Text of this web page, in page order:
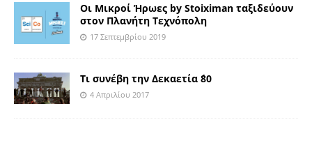
Οι Μικροί Ήρωες by Stoiximan ταξιδεύουν
στον Πλανήτη Τεχνόπολη
17 Σεπτεμβρίου 2019
Τι συνέβη την Δεκαετία ΄80
4 Απριλίου 2017